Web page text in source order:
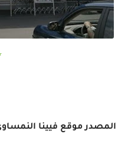
المصدر موقع فيينا